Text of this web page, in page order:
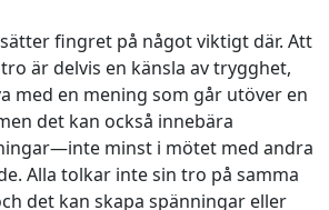
sätter fingret på något viktigt där. Att
är delvis en känsla av trygghet,
med en mening som går utöver en
det kan också innebära
minst i mötet med andra
Alla tolkar inte sin tro på samma
det kan skapa spänningar eller